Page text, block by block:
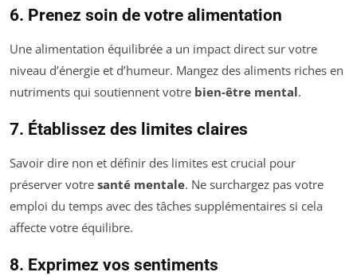
6. Prenez soin de votre alimentation
Une alimentation équilibrée a un impact direct sur votre
niveau d’énergie et d’humeur. Mangez des aliments riches en
nutriments qui soutiennent votre bien-être mental.
7. Établissez des limites claires
Savoir dire non et définir des limites est crucial pour
préserver votre santé mentale. Ne surchargez pas votre
emploi du temps avec des tâches supplémentaires si cela
affecte votre équilibre.
8. Exprimez vos sentiments